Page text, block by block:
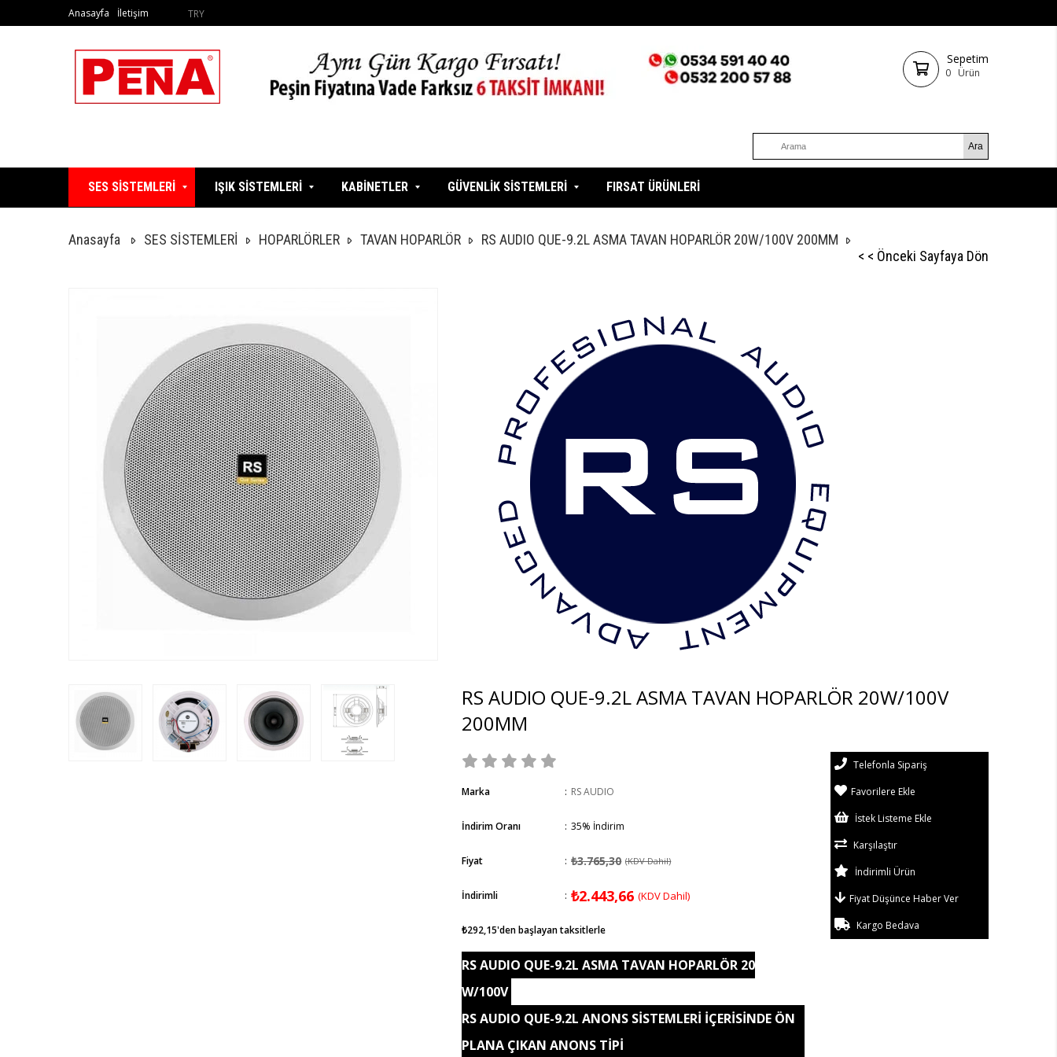
TRY
Anasayfa İletişim
Sepetim
0 Ürün
SES SİSTEMLERİ IŞIK SİSTEMLERİ KABİNETLER GÜVENLİK SİSTEMLERİ FIRSAT ÜRÜNLERİ
Anasayfa SES SİSTEMLERİ HOPARLÖRLER TAVAN HOPARLÖR
RS AUDIO QUE-9.2L ASMA TAVAN HOPARLÖR 20W/100V 200MM
< < Önceki Sayfaya Dön
RS AUDIO QUE-9.2L ASMA TAVAN HOPARLÖR 20W/100V
200MM
Marka : RS AUDIO
İndirim Oranı : %
35 İndirim
Fiyat : ₺3.765,30 (KDV Dahil)
İndirimli : ₺2.443,66 (KDV Dahil)
₺292,15'den başlayan taksitlerle
RS AUDIO QUE-9.2L ASMA TAVAN HOPARLÖR 20
W/100V
RS AUDIO QUE-9.2L ANONS SİSTEMLERİ İÇERİSİNDE ÖN
PLANA ÇIKAN ANONS TİPİ
Telefonla Sipariş
Favorilere Ekle
İstek Listeme Ekle
Karşılaştır
İndirimli Ürün
Fiyat Düşünce Haber Ver
Kargo Bedava